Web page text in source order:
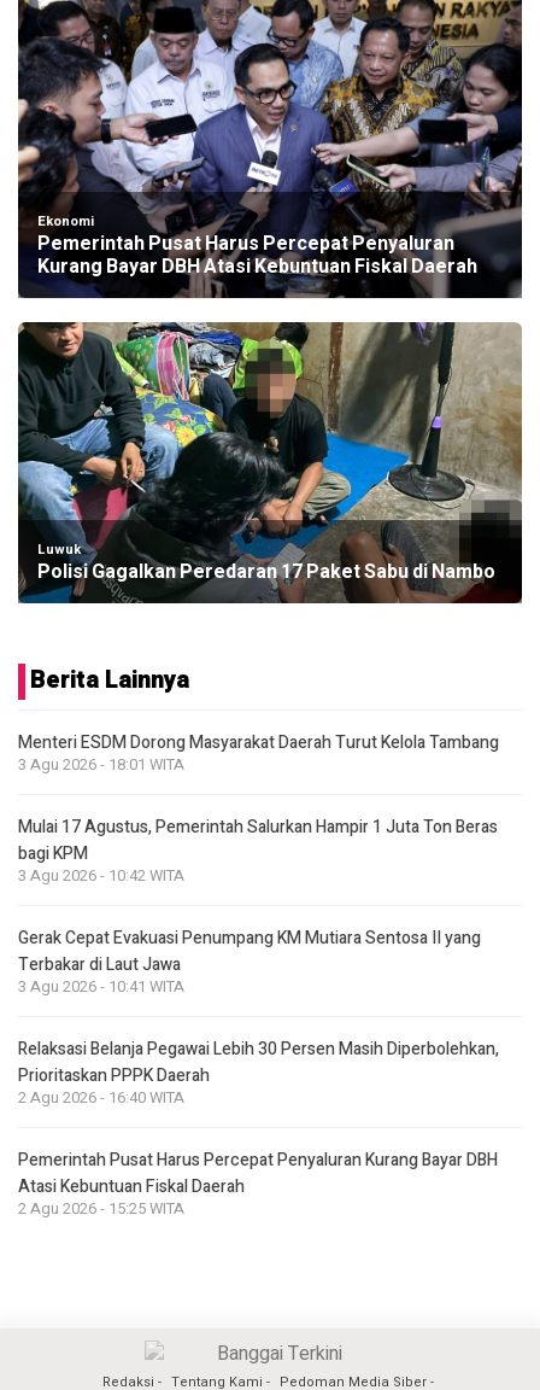
Ekonomi
Pemerintah Pusat Harus Percepat Penyaluran
Kurang Bayar DBH Atasi Kebuntuan Fiskal Daerah
Luwuk
Polisi Gagalkan Peredaran 17 Paket Sabu di Nambo
Berita Lainnya
Menteri ESDM Dorong Masyarakat Daerah Turut Kelola Tambang
3 Agu 2026 - 18:01 WITA
Mulai 17 Agustus, Pemerintah Salurkan Hampir 1 Juta Ton Beras
bagi KPM
3 Agu 2026 - 10:42 WITA
Gerak Cepat Evakuasi Penumpang KM Mutiara Sentosa II yang
Terbakar di Laut Jawa
3 Agu 2026 - 10:41 WITA
Relaksasi Belanja Pegawai Lebih 30 Persen Masih Diperbolehkan,
Prioritaskan PPPK Daerah
2 Agu 2026 - 16:40 WITA
Pemerintah Pusat Harus Percepat Penyaluran Kurang Bayar DBH
Atasi Kebuntuan Fiskal Daerah
2 Agu 2026 - 15:25 WITA
Redaksi Tentang Kami Pedoman Media Siber